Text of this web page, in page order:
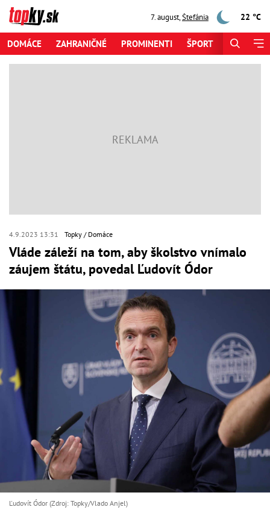
7. august,Štefánia 22 °C
DOMÁCE ZAHRANIČNÉ PROMINENTI ŠPORT
4.9.2023 13:31 Topky Domáce
Vláde záleží na tom, aby školstvo vnímalo
záujem štátu, povedal Ľudovít Ódor
Ľudovít Ódor (Zdroj: Topky/Vlado Anjel)